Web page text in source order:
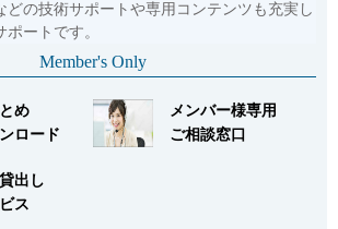
どの技術サポートや専用コンテンツも充実し
ートです。
Member's Only
め
ロード
メンバー様専用
ご相談窓口
出し
ス